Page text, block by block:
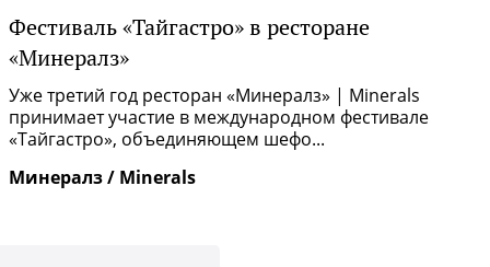
Фестиваль «Тайгастро» в ресторане
«Минералз»
Уже третий год ресторан «Минералз» | Minerals
принимает участие в международном фестивале
«Тайгастро», объединяющем шефо...
Минералз / Minerals